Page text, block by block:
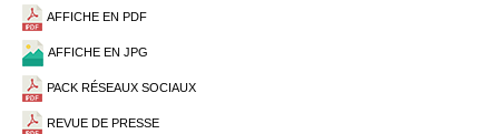
AFFICHE EN PDF
AFFICHE EN JPG
PACK RÉSEAUX SOCIAUX
REVUE DE PRESSE